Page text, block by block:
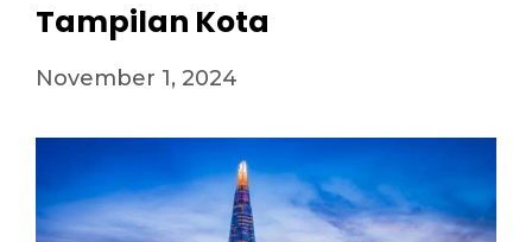
Tampilan Kota
November 1, 2024